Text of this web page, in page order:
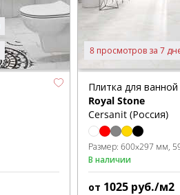
8 просмотров за 7
Плитка для ванной
Royal Stone
Cersanit (Россия)
Размер:600x297 мм
В наличии
от 1025 руб./м2